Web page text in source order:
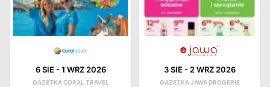
6 SIE-1 WRZ 2026
GAZETKA CORAL TRAVEL
3 SIE-2 WRZ 2026
GAZETKA JAWA DROGERIE